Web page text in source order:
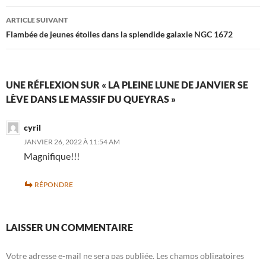
articles
ARTICLE SUIVANT
Flambée de jeunes étoiles dans la splendide galaxie NGC 1672
UNE RÉFLEXION SUR « LA PLEINE LUNE DE JANVIER SE
LÈVE DANS LE MASSIF DU QUEYRAS »
cyril
JANVIER 26, 2022 À 11:54 AM
Magnifique!!!
RÉPONDRE
LAISSER UN COMMENTAIRE
Votre adresse e-mail ne sera pas publiée. Les champs obligatoires